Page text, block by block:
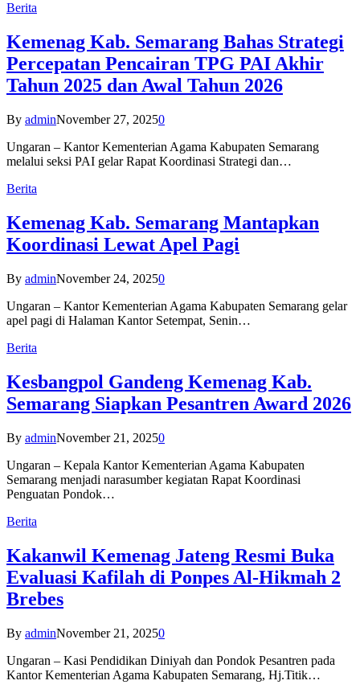
Berita
Kemenag Kab. Semarang Bahas Strategi
Percepatan Pencairan TPG PAI Akhir
Tahun 2025 dan Awal Tahun 2026
By adminNovember 27, 20250
Ungaran – Kantor Kementerian Agama Kabupaten Semarang
melalui seksi PAI gelar Rapat Koordinasi Strategi dan…
Berita
Kemenag Kab. Semarang Mantapkan
Koordinasi Lewat Apel Pagi
By adminNovember 24, 20250
Ungaran – Kantor Kementerian Agama Kabupaten Semarang gelar
apel pagi di Halaman Kantor Setempat, Senin…
Berita
Kesbangpol Gandeng Kemenag Kab.
Semarang Siapkan Pesantren Award 2026
By adminNovember 21, 20250
Ungaran – Kepala Kantor Kementerian Agama Kabupaten
Semarang menjadi narasumber kegiatan Rapat Koordinasi
Penguatan Pondok…
Berita
Kakanwil Kemenag Jateng Resmi Buka
Evaluasi Kafilah di Ponpes Al-Hikmah 2
Brebes
By adminNovember 21, 20250
Ungaran – Kasi Pendidikan Diniyah dan Pondok Pesantren pada
Kantor Kementerian Agama Kabupaten Semarang, Hj.Titik…